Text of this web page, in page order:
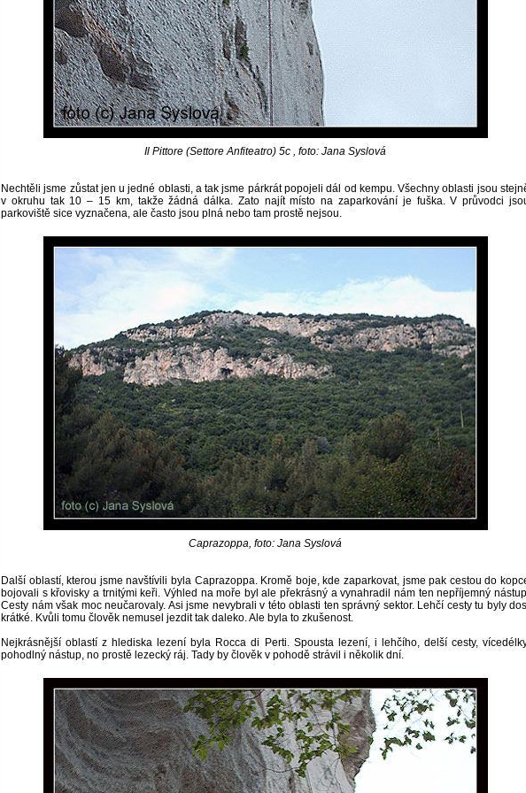
Il Pittore (Settore Anfiteatro) 5c , foto: Jana Syslová
Nechtěli jsme zůstat jen u jedné oblasti, a tak jsme párkrát popojeli dál od kempu. Všechny oblasti jsou
v okruhu tak 10 – 15 km, takže žádná dálka. Zato najít místo na zaparkování je fuška. V průvodci
parkoviště sice vyznačena, ale často jsou plná nebo tam prostě nejsou.
Caprazoppa, foto: Jana Syslová
Další oblastí, kterou jsme navštívili byla Caprazoppa. Kromě boje, kde zaparkovat, jsme pak cestou do
bojovali s křovisky a trnitými keři. Výhled na moře byl ale překrásný a vynahradil nám ten nepříjemný
Cesty nám však moc neučarovaly. Asi jsme nevybrali v této oblasti ten správný sektor. Lehčí cesty tu byly
krátké. Kvůli tomu člověk nemusel jezdit tak daleko. Ale byla to zkušenost.
Nejkrásnější oblastí z hlediska lezení byla Rocca di Perti. Spousta lezení, i lehčího, delší cesty,
pohodlný nástup, no prostě lezecký ráj. Tady by člověk v pohodě strávil i několik dní.